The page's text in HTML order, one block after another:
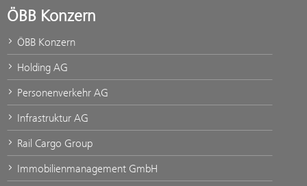
ÖBB Konzern
ÖBB Konzern
Holding AG
Personenverkehr AG
Infrastruktur AG
Rail Cargo Group
Immobilienmanagement GmbH